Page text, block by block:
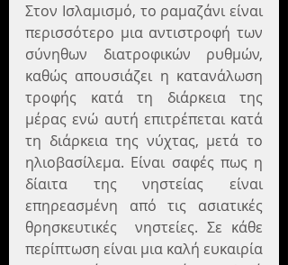
Στον Ισλαμισμό, το ραμαζάνι είναι
περισσότερο μια αντιστροφή των
σύνηθων διατροφικών ρυθμών,
καθώς απουσιάζει η κατανάλωση
τροφής κατά τη διάρκεια της
μέρας ενώ αυτή επιτρέπεται κατά
τη διάρκεια της νύχτας, μετά το
ηλιοβασίλεμα. Είναι σαφές πως η
δίαιτα της νηστείας είναι
επηρεασμένη από τις ασιατικές
θρησκευτικές  νηστείες. Σε κάθε
περίπτωση είναι μια καλή ευκαιρία